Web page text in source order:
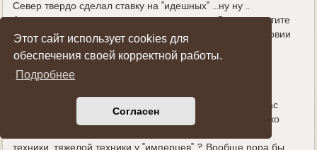
Этот сайт использует cookies для
обеспечения своей корректной работы.
Подробнее
Согласен
Север твердо сделал ставку на "идешных" ...ну ну ..
А это я уже не знаю ..на кого сделал ставку Север простите
..но вы ин не атаман казачьего войска и не вождь Московии
,чтобы я вам все рассказывал .
Но и не серьезная фигура ,чтобы встречаться с самим
Ну ,это зря вы так сколько штыков ,простите сабель у вас
,казаки же всегда ассоциировались с кавалерией. "только
техники ,тяжелой техники у "имперцев" ? Вообще пора бы